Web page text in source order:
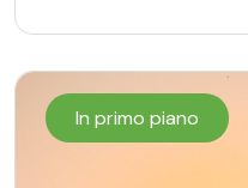
In primo piano